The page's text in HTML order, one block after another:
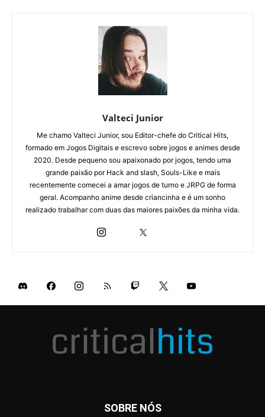
Valteci Junior
Me chamo Valteci Junior, sou Editor-chefe do Critical Hits,
formado em Jogos Digitais e escrevo sobre jogos e animes desde
2020. Desde pequeno sou apaixonado por jogos, tendo uma
grande paixão por Hack and slash, Souls-Like e mais
recentemente comecei a amar jogos de turno e JRPG de forma
geral. Acompanho anime desde criancinha e é um sonho
realizado trabalhar com duas das maiores paixões da minha vida.
SOBRE NÓS